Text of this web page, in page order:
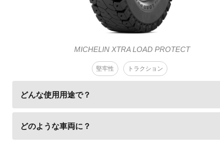
MICHELIN XTRA LOAD PROTECT
堅牢性 トラクション
どんな使用用途で？
どのような車両に？